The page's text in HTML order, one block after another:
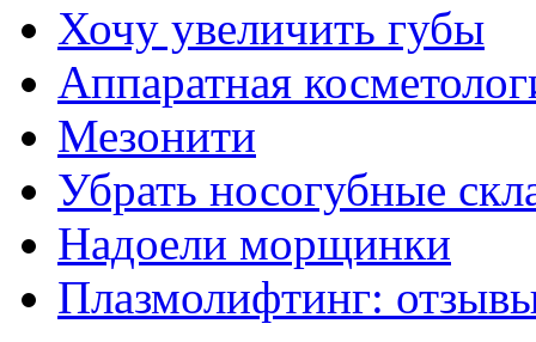
Хочу увеличить губы
Аппаратная
Мезонити
Убрать носогубные
Надоели морщинки
Плазмолифтинг: